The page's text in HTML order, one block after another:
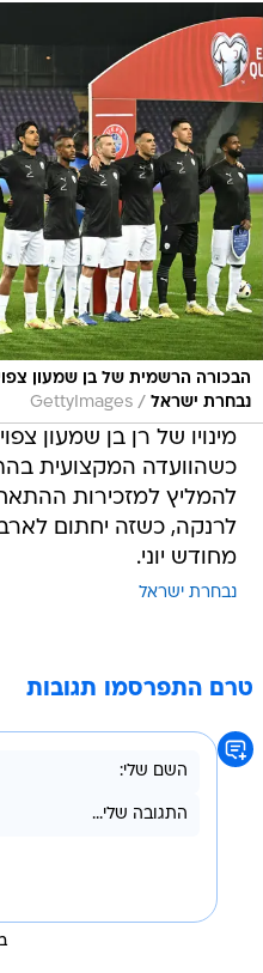
הבכורה הרשמית של בן שמעון
נבחרת ישראל /
GettyImages
מינויו של רן בן שמעון
כשהוועדה המקצועית
להמליץ למזכירות
לרנקה, כשזה יחתום
מחודש יוני.
נבחרת ישראל
טרם התפרסמו תגובות